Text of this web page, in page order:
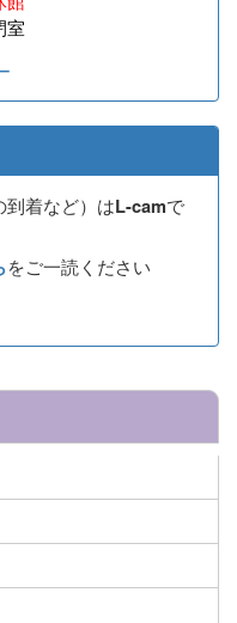
室
到着など）はL-camで
をご一読ください